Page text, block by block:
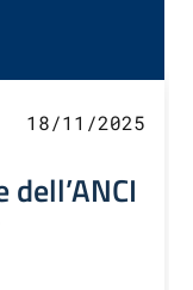
18/11/2025